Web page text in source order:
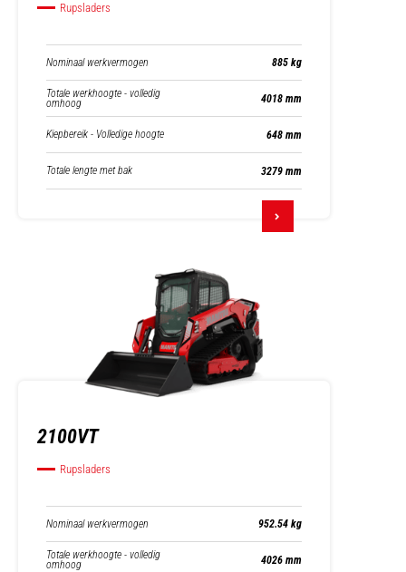
Rupsladers
Nominaal werkvermogen 885 kg
Totale werkhoogte - volledig
omhoog 4018 mm
Kiepbereik - Volledige hoogte 648 mm
Totale lengte met bak 3279 mm
2100VT
Rupsladers
Nominaal werkvermogen 952.54 kg
Totale werkhoogte - volledig
omhoog 4026 mm